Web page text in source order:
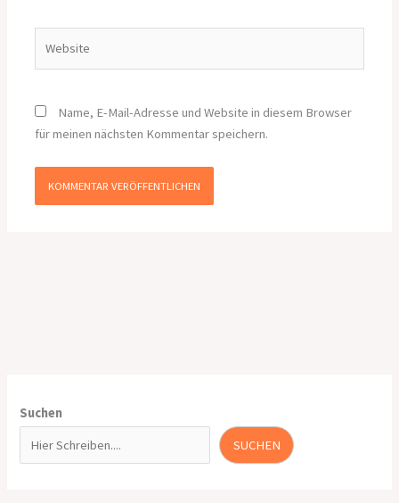
Name, E-Mail-Adresse und Website in diesem Browser
für meinen nächsten Kommentar speichern.
Suchen
SUCHEN